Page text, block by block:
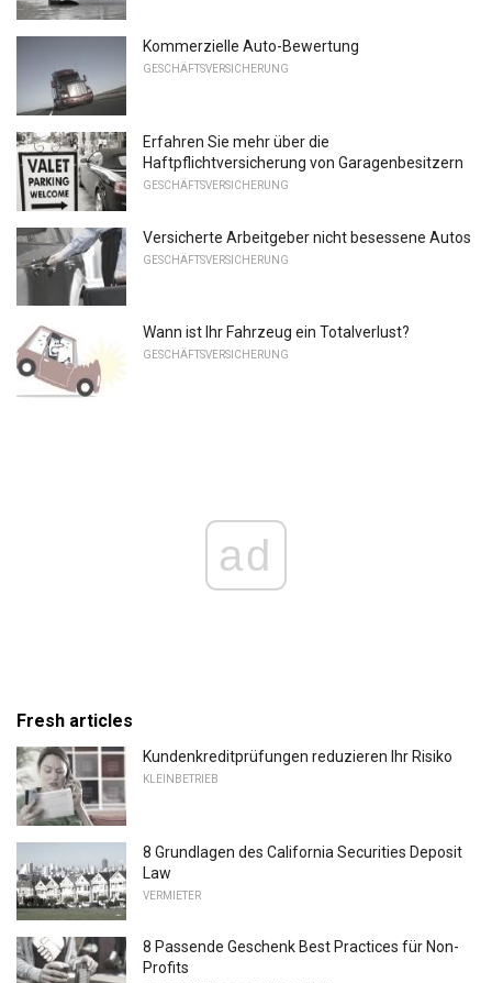
Kommerzielle Auto-Bewertung
GESCHÄFTSVERSICHERUNG
Erfahren Sie mehr über die
Haftpflichtversicherung von Garagenbesitzern
GESCHÄFTSVERSICHERUNG
Versicherte Arbeitgeber nicht besessene Autos
GESCHÄFTSVERSICHERUNG
Wann ist Ihr Fahrzeug ein Totalverlust?
GESCHÄFTSVERSICHERUNG
ad
Fresh articles
Kundenkreditprüfungen reduzieren Ihr Risiko
KLEINBETRIEB
8 Grundlagen des California Securities Deposit
Law
VERMIETER
8 Passende Geschenk Best Practices für Non-
Profits